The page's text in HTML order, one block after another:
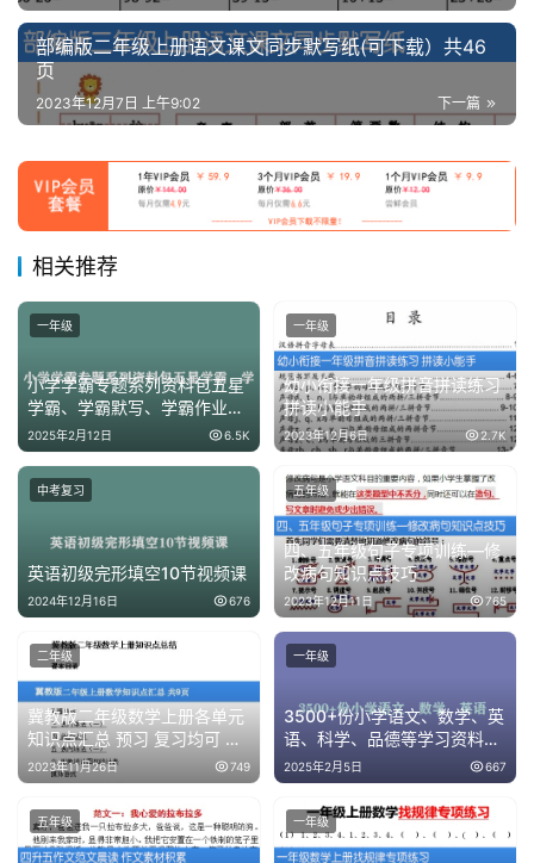
部编版二年级上册语文课文同步默写纸(可下载）共46
页
下一篇
2023年12月7日 上午9:02
相关推荐
小学学霸专题系列资料包五星
学霸、学霸默写、学霸作业本
等资料PDF下载
2025年2月12日 6.5K
一年级
幼小衔接一年级拼音拼读练习
拼读小能手
2023年12月6日 2.7K
一年级
英语初级完形填空10节视频课
2024年12月16日 676
中考复习
四、五年级句子专项训练—修
改病句知识点技巧
2023年12月11日 765
五年级
冀教版二年级数学上册各单元
知识点汇总 预习 复习均可 共
9页
2023年11月26日 749
二年级
3500+份小学语文、数学、英
语、科学、品德等学习资料大
合集
2025年2月5日 667
一年级
五年级 一年级